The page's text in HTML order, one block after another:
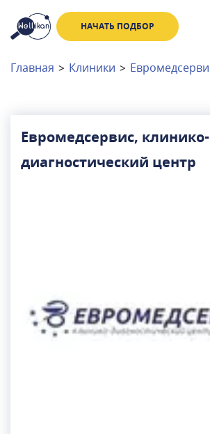
НАЧАТЬ ПОДБОР
Доктора
Клиники
Главная > Клиники >
Евромедсервис, клинико-
диагностический центр